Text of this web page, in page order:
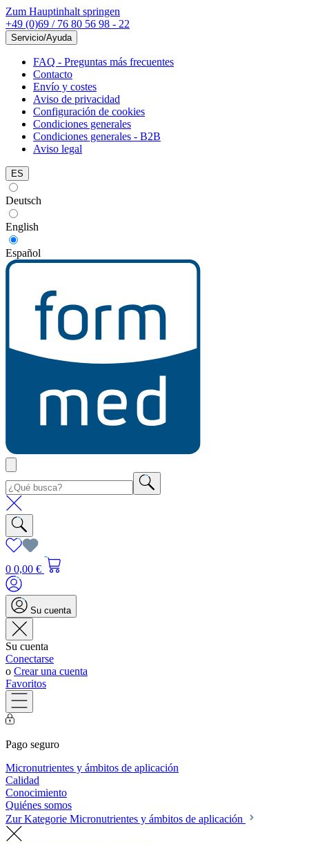
Zum Hauptinhalt springen
+49 (0)69 / 76 80 56 98 - 22
Servicio/Ayuda
FAQ - Preguntas más frecuentes
Contacto
Envío y costes
Aviso de privacidad
Configuración de cookies
Condiciones generales
Condiciones generales - B2B
Aviso legal
ES
Deutsch
English
Español
0 0,00 €
Su cuenta
Su cuenta
Conectarse
o Crear una cuenta
Favoritos
Pago seguro
Micronutrientes y ámbitos de aplicación
Calidad
Conocimiento
Quiénes somos
Zur Kategorie Micronutrientes y ámbitos de aplicación